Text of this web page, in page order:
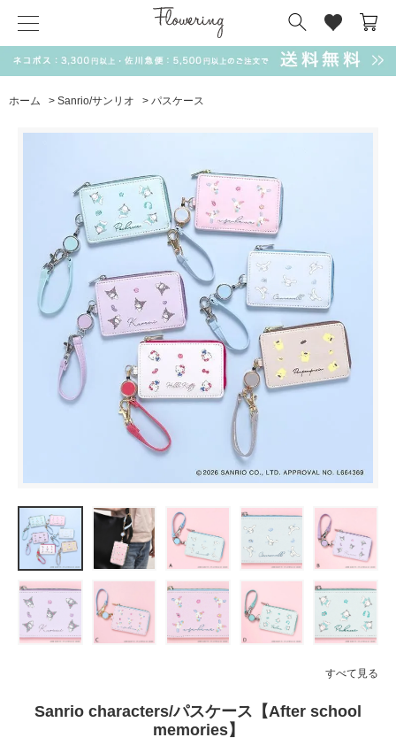
ホーム > Sanrio/サンリオ > パスケース
すべて見る
Sanrio characters/パスケース【After school
memories】
気化冷却スカーフ matsui サンリオ キーポーチ
MAGUFIT チャーム ドラえもん